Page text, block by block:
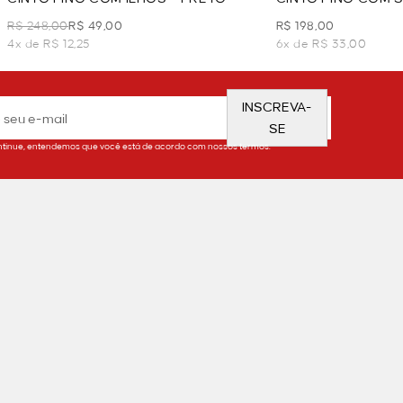
R$ 248,00R$ 49,00
4x de R$ 12,25
DOURADO
R$ 198,00
6x de R$ 33,00
INSCREVA-
SE
entendemos que você está de acordo com nossos termos.